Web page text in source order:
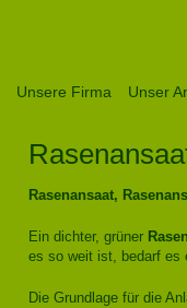
Unsere Firma Unser
Rasenansaat,
Ein dichter, grüner Rasen
es so weit ist, bedarf es
Die Grundlage für die